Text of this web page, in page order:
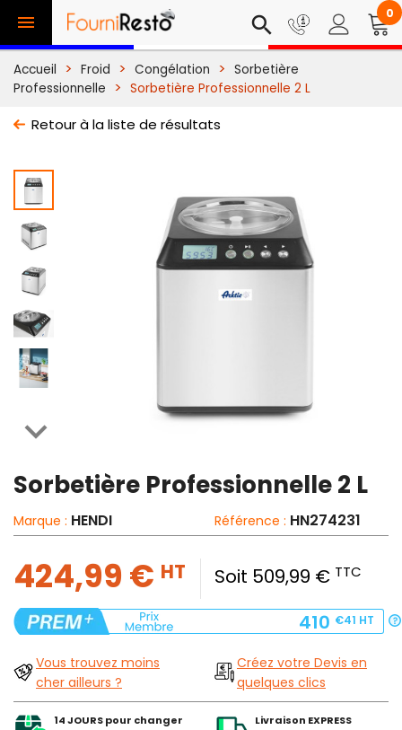
 search 0
Accueil Froid Congélation
Sorbetière
Professionnelle
Sorbetière Professionnelle 2 L
Retour à la liste de résultats

Sorbetière Professionnelle 2 L
Marque : HENDI Référence : HN274231
424,99 € HT Soit 509,99 € TTC
410 €41 HT
Vous trouvez moins
cher ailleurs ?
Créez votre Devis en
quelques clics
14 JOURS pour changer
Livraison EXPRESS